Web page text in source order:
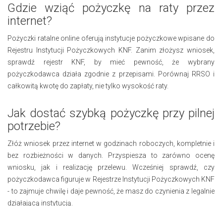
Gdzie wziąć pożyczkę na raty przez
internet?
Pożyczki ratalne online oferują instytucje pożyczkowe wpisane do
Rejestru Instytucji Pożyczkowych KNF. Zanim złożysz wniosek,
sprawdź rejestr KNF, by mieć pewność, że wybrany
pożyczkodawca działa zgodnie z przepisami. Porównaj RRSO i
całkowitą kwotę do zapłaty, nie tylko wysokość raty.
Jak dostać szybką pożyczkę przy pilnej
potrzebie?
Złóż wniosek przez internet w godzinach roboczych, kompletnie i
bez rozbieżności w danych. Przyspiesza to zarówno ocenę
wniosku, jak i realizację przelewu. Wcześniej sprawdź, czy
pożyczkodawca figuruje w Rejestrze Instytucji Pożyczkowych KNF
- to zajmuje chwilę i daje pewność, że masz do czynienia z legalnie
działającą instytucją.